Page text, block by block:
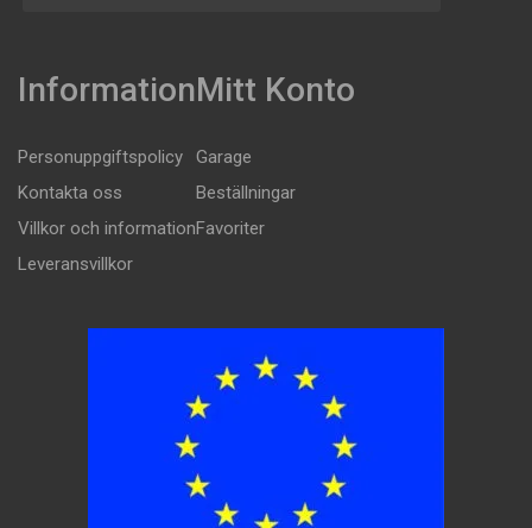
Information
Personuppgiftspolicy
Kontakta oss
Villkor och information
Leveransvillkor
Mitt Konto
Garage
Beställningar
Favoriter